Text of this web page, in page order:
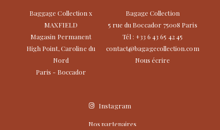
Baggage Collection x
MAXFIELD
Magasin Permanent
High Point, Caroline du
Nord
Paris - Boccador
Bagage Collection
5 rue du Boccador 75008 Paris
Tél : +33 6 43 65 42 45
contact@bagagecollection.com
Nous écrire
Instagram
Nos partenaires